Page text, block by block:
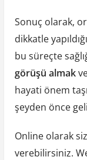
Sonuç olarak,
dikkatle
bu süreçte
görüşü almak
hayati önem
şeyden önce
Online olarak
verebilirsiniz.